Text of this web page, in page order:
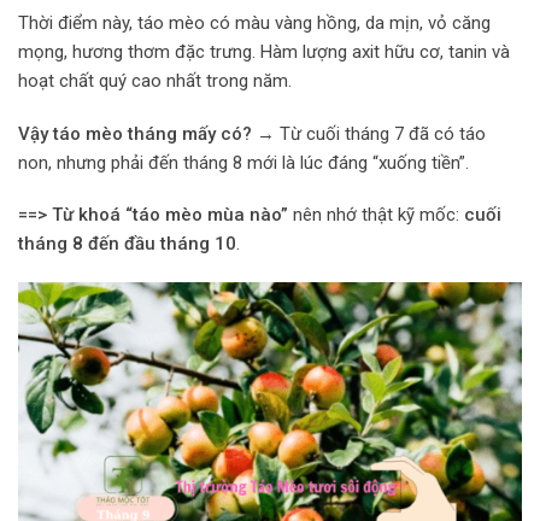
Thời điểm này, táo mèo có màu vàng hồng, da mịn, vỏ căng
mọng, hương thơm đặc trưng. Hàm lượng axit hữu cơ, tanin và
hoạt chất quý cao nhất trong năm.
Vậy táo mèo tháng mấy có? → Từ cuối tháng 7 đã có táo
non, nhưng phải đến tháng 8 mới là lúc đáng “xuống tiền”.
==> Từ khoá “táo mèo mùa nào” nên nhớ thật kỹ mốc: cuối
tháng 8 đến đầu tháng 10.